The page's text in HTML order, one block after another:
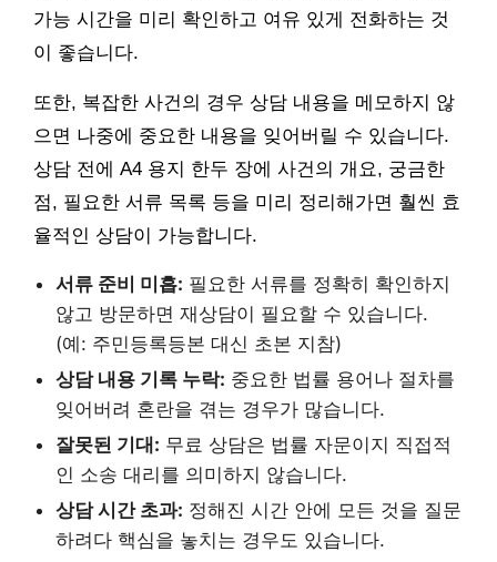
가능 시간을 미리 확인하고 여유 있게 전화하는 것
이 좋습니다.
또한, 복잡한 사건의 경우 상담 내용을 메모하지 않
으면 나중에 중요한 내용을 잊어버릴 수 있습니다.
상담 전에 A4 용지 한두 장에 사건의 개요, 궁금한
점, 필요한 서류 목록 등을 미리 정리해가면 훨씬 효
율적인 상담이 가능합니다.
서류 준비 미흡: 필요한 서류를 정확히 확인하지
않고 방문하면 재상담이 필요할 수 있습니다.
(예: 주민등록등본 대신 초본 지참)
상담 내용 기록 누락: 중요한 법률 용어나 절차를
잊어버려 혼란을 겪는 경우가 많습니다.
잘못된 기대: 무료 상담은 법률 자문이지 직접적
인 소송 대리를 의미하지 않습니다.
상담 시간 초과: 정해진 시간 안에 모든 것을 질문
하려다 핵심을 놓치는 경우도 있습니다.